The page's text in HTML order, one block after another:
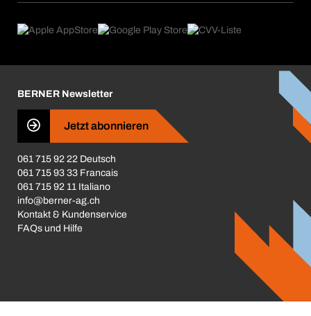
eProcurement
Produktfinder
Was uns antreibt
Business Conduct
BERNER Newsletter
Jetzt abonnieren
061 715 92 22 Deutsch
061 715 93 33 Francais
061 715 92 11 Italiano
info@berner-ag.ch
Kontakt & Kundenservice
FAQs und Hilfe